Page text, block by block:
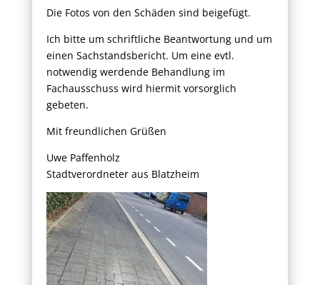
Die Fotos von den Schäden sind beigefügt.
Ich bitte um schriftliche Beantwortung und um
einen Sachstandsbericht. Um eine evtl.
notwendig werdende Behandlung im
Fachausschuss wird hiermit vorsorglich
gebeten.
Mit freundlichen Grüßen
Uwe Paffenholz
Stadtverordneter aus Blatzheim